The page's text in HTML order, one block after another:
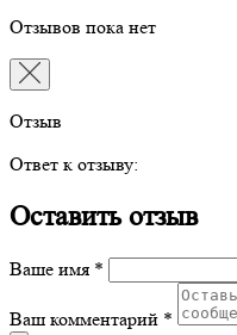
Отзывов пока нет
Отзыв
Ответ к отзыву:
Оставить отзыв
Ваше имя *
Ваш комментарий *